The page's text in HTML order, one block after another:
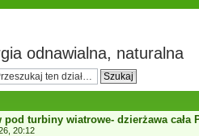
odnawialna, naturalna
turbiny wiatrowe- dzierżawa cała
20:12